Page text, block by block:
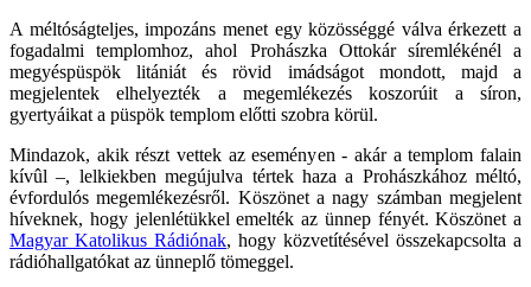
A méltóságteljes, impozáns menet egy közösséggé válva érkezett a
fogadalmi templomhoz, ahol Prohászka Ottokár síremlékénél a
megyéspüspök litániát és rövid imádságot mondott, majd a
megjelentek elhelyezték a megemlékezés koszorúit a síron,
gyertyáikat a püspök templom előtti szobra körül.
Mindazok, akik részt vettek az eseményen - akár a templom falain
kívûl –, lelkiekben megújulva tértek haza a Prohászkához méltó,
évfordulós megemlékezésről. Köszönet a nagy számban megjelent
híveknek, hogy jelenlétükkel emelték az ünnep fényét. Köszönet a
Magyar Katolikus Rádiónak, hogy közvetítésével összekapcsolta a
rádióhallgatókat az ünneplő tömeggel.